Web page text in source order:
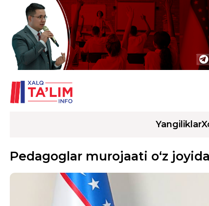
Yangiliklar
Pedagoglar murojaati o‘z